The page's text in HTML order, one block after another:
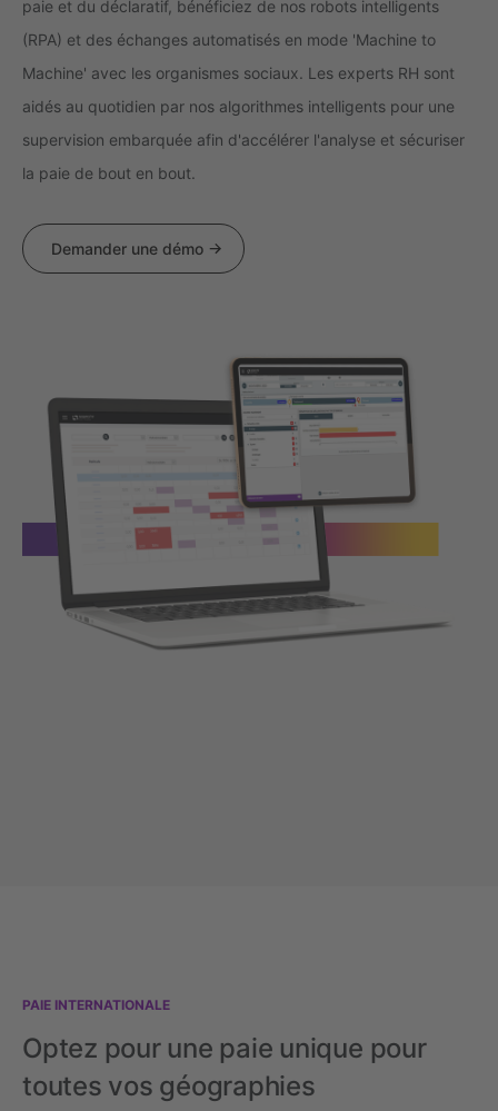
paie et du déclaratif, bénéficiez de nos robots intelligents
(RPA) et des échanges automatisés en mode 'Machine to
Machine' avec les organismes sociaux. Les experts RH sont
aidés au quotidien par nos algorithmes intelligents pour une
supervision embarquée afin d'accélérer l'analyse et sécuriser
la paie de bout en bout.
Demander une démo
PAIE INTERNATIONALE
Optez pour une paie unique pour
toutes vos géographies